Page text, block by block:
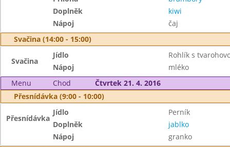
Doplněk
kiwi
Nápoj
čaj
Svačina (14:00 - 15:00)
Svačina
Jídlo
Rohlík s
Nápoj
mléko
Menu
Chod
Čtvrtek 21. 4. 2016
Přesnídávka (9:00 - 10:00)
Přesnídávka
Jídlo
Perník
Doplněk
jablko
Nápoj
granko